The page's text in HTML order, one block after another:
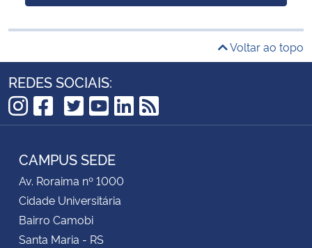
Voltar ao topo
REDES SOCIAIS:
Instagram
Facebook
TikTok
Twitter
YouTube
LinkedIn
RSS
CAMPUS SEDE
Av. Roraima nº 1000
Cidade Universitária
Bairro Camobi
Santa Maria - RS